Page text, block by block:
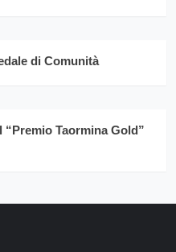
di Comunità
“Premio Taormina Gold”